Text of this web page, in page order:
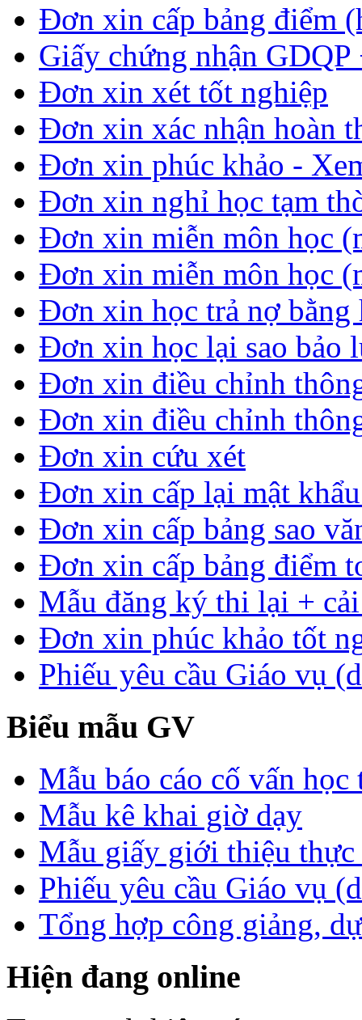
Đơn xin cấp bảng điểm
Giấy chứng nhận
Đơn xin xét tốt nghiệp
Đơn xin xác nhận hoàn
Đơn xin phúc khảo -
Đơn xin nghỉ học tạm
Đơn xin miễn môn học
Đơn xin miễn môn học
Đơn xin học trả nợ
Đơn xin học lại sao bảo
Đơn xin điều chỉnh
Đơn xin điều chỉnh
Đơn xin cứu xét
Đơn xin cấp lại mật
Đơn xin cấp bảng sao
Đơn xin cấp bảng điểm
Mẫu đăng ký thi lại +
Đơn xin phúc khảo tốt
Phiếu yêu cầu Giáo vụ
Biểu mẫu GV
Mẫu báo cáo cố vấn học
Mẫu kê khai giờ dạy
Mẫu giấy giới thiệu thực
Phiếu yêu cầu Giáo vụ
Tổng hợp công giảng,
Hiện đang online